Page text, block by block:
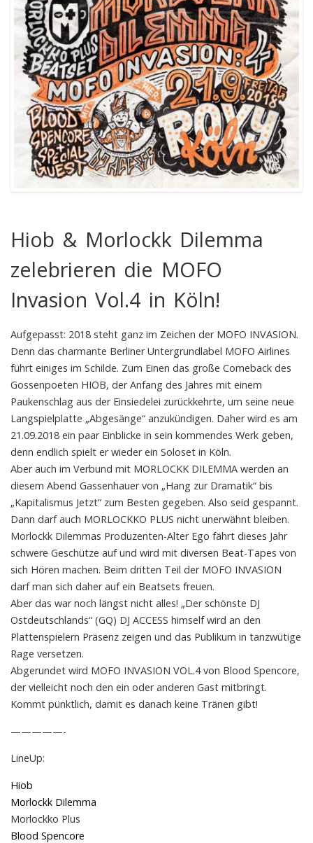
Hiob & Morlockk Dilemma
zelebrieren die MOFO
Invasion Vol.4 in Köln!
Aufgepasst: 2018 steht ganz im Zeichen der MOFO INVASION.
Denn das charmante Berliner Untergrundlabel MOFO Airlines
führt einiges im Schilde. Zum Einen das große Comeback des
Gossenpoeten HIOB, der Anfang des Jahres mit einem
Paukenschlag aus der Einsiedelei zurückkehrte, um seine neue
Langspielplatte „Abgesänge“ anzukündigen. Daher wird es am
21.09.2018 ein paar Einblicke in sein kommendes Werk geben,
denn endlich spielt er wieder ein Soloset in Köln.
Aber auch im Verbund mit MORLOCKK DILEMMA werden an
diesem Abend Gassenhauer von „Hang zur Dramatik“ bis
„Kapitalismus Jetzt“ zum Besten gegeben. Also seid gespannt.
Dann darf auch MORLOCKKO PLUS nicht unerwähnt bleiben.
Morlockk Dilemmas Produzenten-Alter Ego fährt dieses Jahr
schwere Geschütze auf und wird mit diversen Beat-Tapes von
sich Hören machen. Beim dritten Teil der MOFO INVASION
darf man sich daher auf ein Beatsets freuen.
Aber das war noch längst nicht alles! „Der schönste DJ
Ostdeutschlands“ (GQ) DJ ACCESS himself wird an den
Plattenspielern Präsenz zeigen und das Publikum in tanzwütige
Rage versetzen.
Abgerundet wird MOFO INVASION VOL.4 von Blood Spencore,
der vielleicht noch den ein oder anderen Gast mitbringt.
Kommt pünktlich, damit es danach keine Tränen gibt!
—————-
LineUp:
Hiob
Morlockk Dilemma
Morlockko Plus
Blood Spencore